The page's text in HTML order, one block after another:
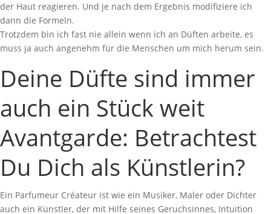
der Haut reagieren. Und je nach dem Ergebnis modifiziere ich
dann die Formeln.
Trotzdem bin ich fast nie allein wenn ich an Düften arbeite, es
muss ja auch angenehm für die Menschen um mich herum sein.
Deine Düfte sind immer
auch ein Stück weit
Avantgarde: Betrachtest
Du Dich als Künstlerin?
Ein Parfumeur Créateur ist wie ein Musiker, Maler oder Dichter
auch ein Künstler, der mit Hilfe seines Geruchsinnes, Intuition